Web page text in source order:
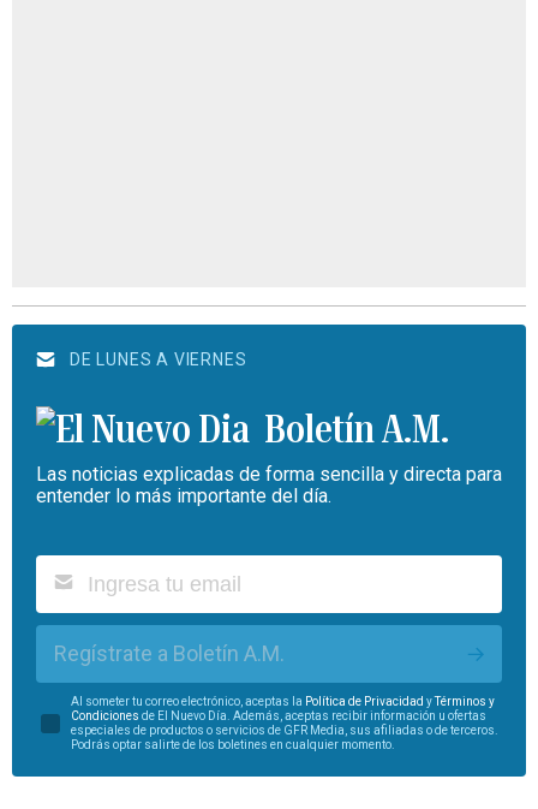
DE LUNES A VIERNES
Boletín A.M.
Las noticias explicadas de forma sencilla y directa para
entender lo más importante del día.
Regístrate a Boletín A.M.
Al someter tu correo electrónico, aceptas la Política de Privacidad y
Términos y
Condiciones de El Nuevo Día. Además, aceptas recibir información u ofertas
especiales de productos o servicios de GFR Media, sus afiliadas o de terceros.
Podrás optar salirte de los boletines en cualquier momento.